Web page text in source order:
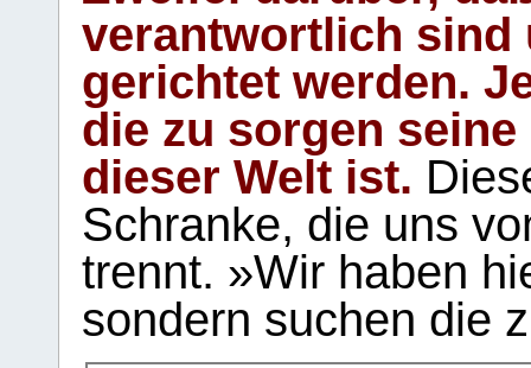
verantwortlich sind
gerichtet werden.
die zu sorgen
dieser Welt ist.
Schranke, die uns
trennt. »Wir haben
sondern suchen die